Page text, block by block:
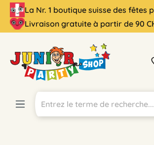
principal
La Nr. 1 boutique suisse des fêtes
Livraison gratuite à partir de 90